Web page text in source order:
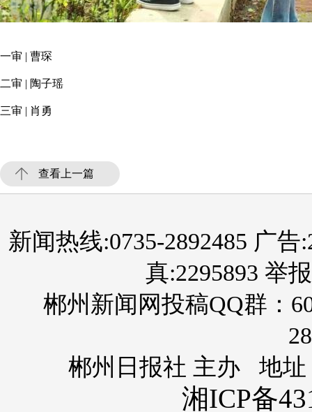
一审 | 曹琛
二审 | 陶子瑶
三审 | 肖勇
查看上一篇
新闻热线:0735-2892485 广告
真:2295893 举
郴州新闻网投稿QQ群：
郴州日报社 主办 地址
湘ICP备